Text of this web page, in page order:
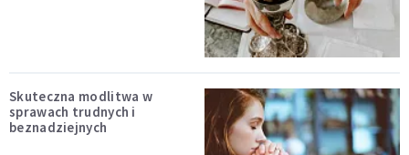
Skuteczna modlitwa w
sprawach trudnych i
beznadziejnych